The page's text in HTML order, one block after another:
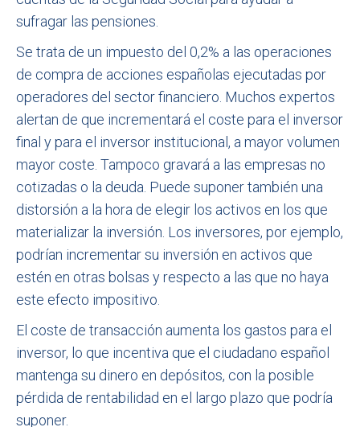
sufragar las pensiones.
Se trata de un impuesto del 0,2% a las operaciones
de compra de acciones españolas ejecutadas por
operadores del sector financiero. Muchos expertos
alertan de que incrementará el coste para el inversor
final y para el inversor institucional, a mayor volumen
mayor coste. Tampoco gravará a las empresas no
cotizadas o la deuda. Puede suponer también una
distorsión a la hora de elegir los activos en los que
materializar la inversión. Los inversores, por ejemplo,
podrían incrementar su inversión en activos que
estén en otras bolsas y respecto a las que no haya
este efecto impositivo.
El coste de transacción aumenta los gastos para el
inversor, lo que incentiva que el ciudadano español
mantenga su dinero en depósitos, con la posible
pérdida de rentabilidad en el largo plazo que podría
suponer.